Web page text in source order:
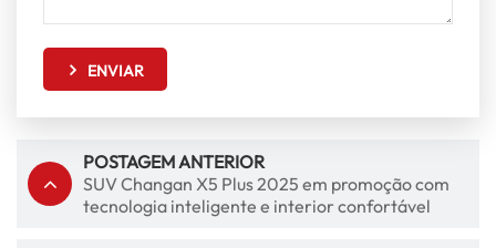
ENVIAR
POSTAGEM ANTERIOR
SUV Changan X5 Plus 2025 em promoção com
tecnologia inteligente e interior confortável